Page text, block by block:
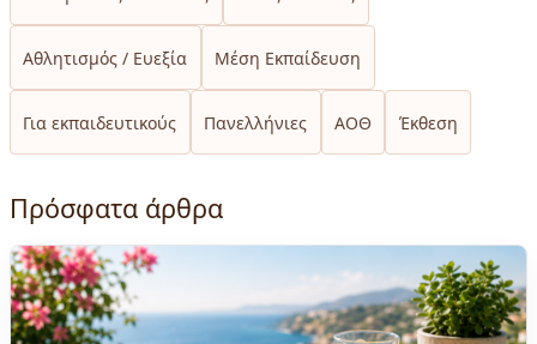
Αθλητισμός / Ευεξία Μέση Εκπαίδευση
Για εκπαιδευτικούς Πανελλήνιες ΑΟΘ Έκθεση
Πρόσφατα άρθρα